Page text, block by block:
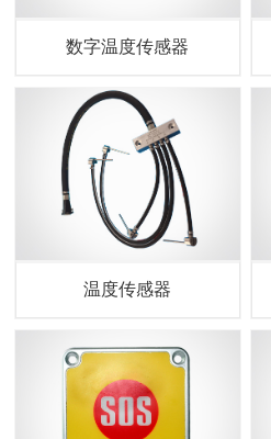
数字温度传感器
温度传感器